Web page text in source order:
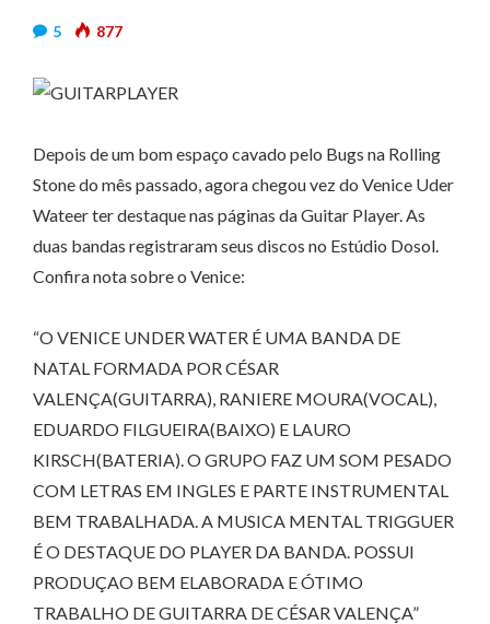
5 877
Depois de um bom espaço cavado pelo Bugs na Rolling
Stone do mês passado, agora chegou vez do Venice Uder
Wateer ter destaque nas páginas da Guitar Player. As
duas bandas registraram seus discos no Estúdio Dosol.
Confira nota sobre o Venice:
“O VENICE UNDER WATER É UMA BANDA DE
NATAL FORMADA POR CÉSAR
VALENÇA(GUITARRA), RANIERE MOURA(VOCAL),
EDUARDO FILGUEIRA(BAIXO) E LAURO
KIRSCH(BATERIA). O GRUPO FAZ UM SOM PESADO
COM LETRAS EM INGLES E PARTE INSTRUMENTAL
BEM TRABALHADA. A MUSICA MENTAL TRIGGUER
É O DESTAQUE DO PLAYER DA BANDA. POSSUI
PRODUÇAO BEM ELABORADA E ÓTIMO
TRABALHO DE GUITARRA DE CÉSAR VALENÇA”